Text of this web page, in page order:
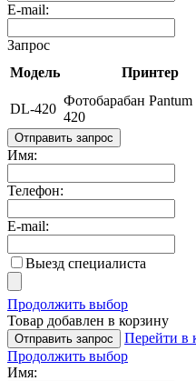
E-mail:
Запрос
Модель
Принтер
DL-420
Фотобарабан
420
Отправить запрос
Имя:
Телефон:
E-mail:
Выезд специалиста
Продолжить выбор
Товар добавлен в корзину
Отправить запрос
Перейти в
Продолжить выбор
Имя: